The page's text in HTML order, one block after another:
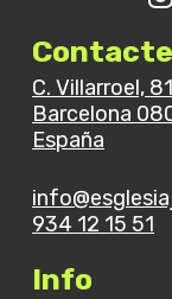
curs
Contacte
C. Villarroel,
Barcelona
España
934 12 15 51
Info